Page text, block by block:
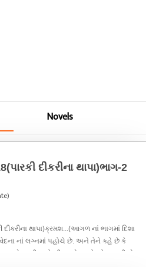
Novels
દીકરીના થાપા)ભાગ-2
થાપા)ક્રમશ...(આગળ નાં ભાગમાં દિશા
નાં લગ્નમાં પહોચે છે. અને તેને કહે છે કે
ગુસ્સો કરતી અને બીજા કોઇક ને પ્રેમ કરતી તો